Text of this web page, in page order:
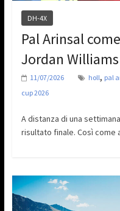
DH-4X
Pal Arinsal
Jordan
11/07/2026 holl, pal
cup 2026
A distanza di una
risultato finale. Così come